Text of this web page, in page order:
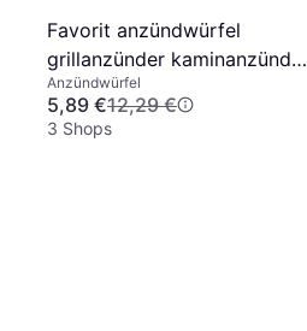
Favorit anzündwürfel
grillanzünder kaminanzünder
ofen
Anzündwürfel
5,89 €12,29 €
3 Shops